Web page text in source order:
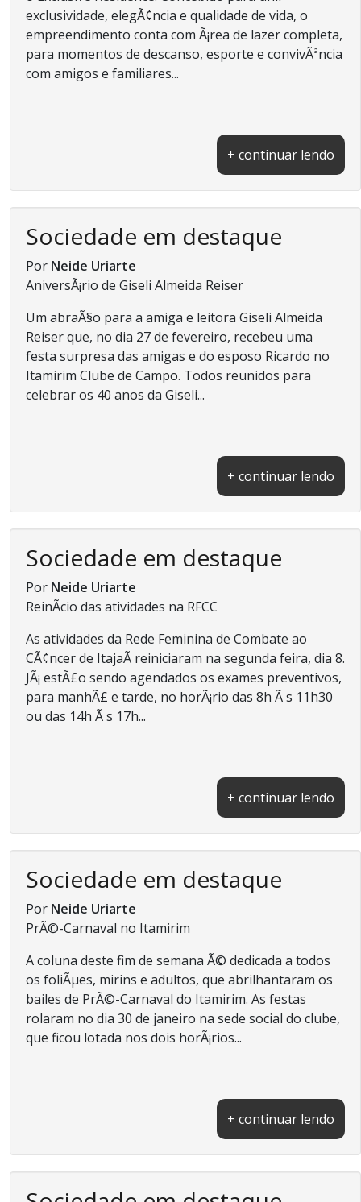
exclusividade, elegÃ¢ncia e qualidade de vida, o
empreendimento conta com Ã¡rea de lazer completa,
para momentos de descanso, esporte e convivÃªncia
com amigos e familiares...
+ continuar lendo
Sociedade em destaque
Por Neide Uriarte
AniversÃ¡rio de Giseli Almeida Reiser
Um abraÃ§o para a amiga e leitora Giseli Almeida
Reiser que, no dia 27 de fevereiro, recebeu uma
festa surpresa das amigas e do esposo Ricardo no
Itamirim Clube de Campo. Todos reunidos para
celebrar os 40 anos da Giseli...
+ continuar lendo
Sociedade em destaque
Por Neide Uriarte
ReinÃ­cio das atividades na RFCC
As atividades da Rede Feminina de Combate ao
CÃ¢ncer de ItajaÃ­ reiniciaram na segunda feira, dia 8.
JÃ¡ estÃ£o sendo agendados os exames preventivos,
para manhÃ£ e tarde, no horÃ¡rio das 8h Ã s 11h30
ou das 14h Ã s 17h...
+ continuar lendo
Sociedade em destaque
Por Neide Uriarte
PrÃ©-Carnaval no Itamirim
A coluna deste fim de semana Ã© dedicada a todos
os foliÃµes, mirins e adultos, que abrilhantaram os
bailes de PrÃ©-Carnaval do Itamirim. As festas
rolaram no dia 30 de janeiro na sede social do clube,
que ficou lotada nos dois horÃ¡rios...
+ continuar lendo